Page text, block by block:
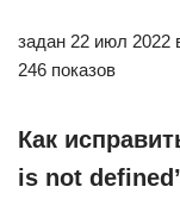
задан 22 июл 2022
246 показов
Как
is not